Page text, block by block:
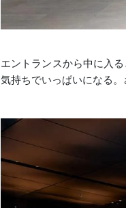
エントランスから中に入
気持ちでいっぱいになる。